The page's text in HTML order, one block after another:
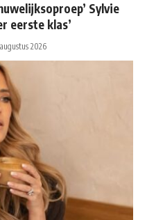
Sylvie
eerste klas’
2026